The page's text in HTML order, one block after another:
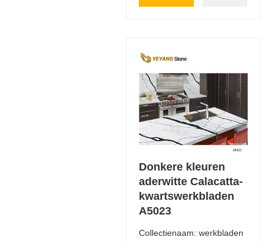
Donkere kleuren
aderwitte Calacatta-
kwartswerkbladen
A5023
Collectienaam: werkbladen